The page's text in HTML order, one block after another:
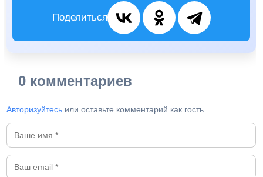
Поделиться
0 комментариев
Авторизуйтесь или оставьте комментарий как гость